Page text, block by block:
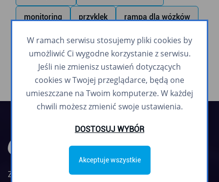
monitoring przyklęk rampa dla wózków
USB zapowiadanie głosowe
Zarząd Komunikacji Miejskiej w Gdyni jest
W ramach serwisu stosujemy pliki cookies by
umożliwić Ci wygodne korzystanie z serwisu.
Jeśli nie zmienisz ustawień dotyczących
cookies w Twojej przeglądarce, będą one
umieszczane na Twoim komputerze. W każdej
chwili możesz zmienić swoje ustawienia.
DOSTOSUJ WYBÓR
Akceptuje wszystkie